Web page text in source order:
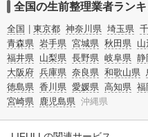
全国の生前整理業者ラン
全国 東京都 神奈川県 埼玉県
青森県 岩手県 宮城県 秋田県 山
福井県 山梨県 長野県 岐阜県 静
大阪府 兵庫県 奈良県 和歌山県
徳島県 香川県 愛媛県 高知県 福
宮崎県 鹿児島県 沖縄県